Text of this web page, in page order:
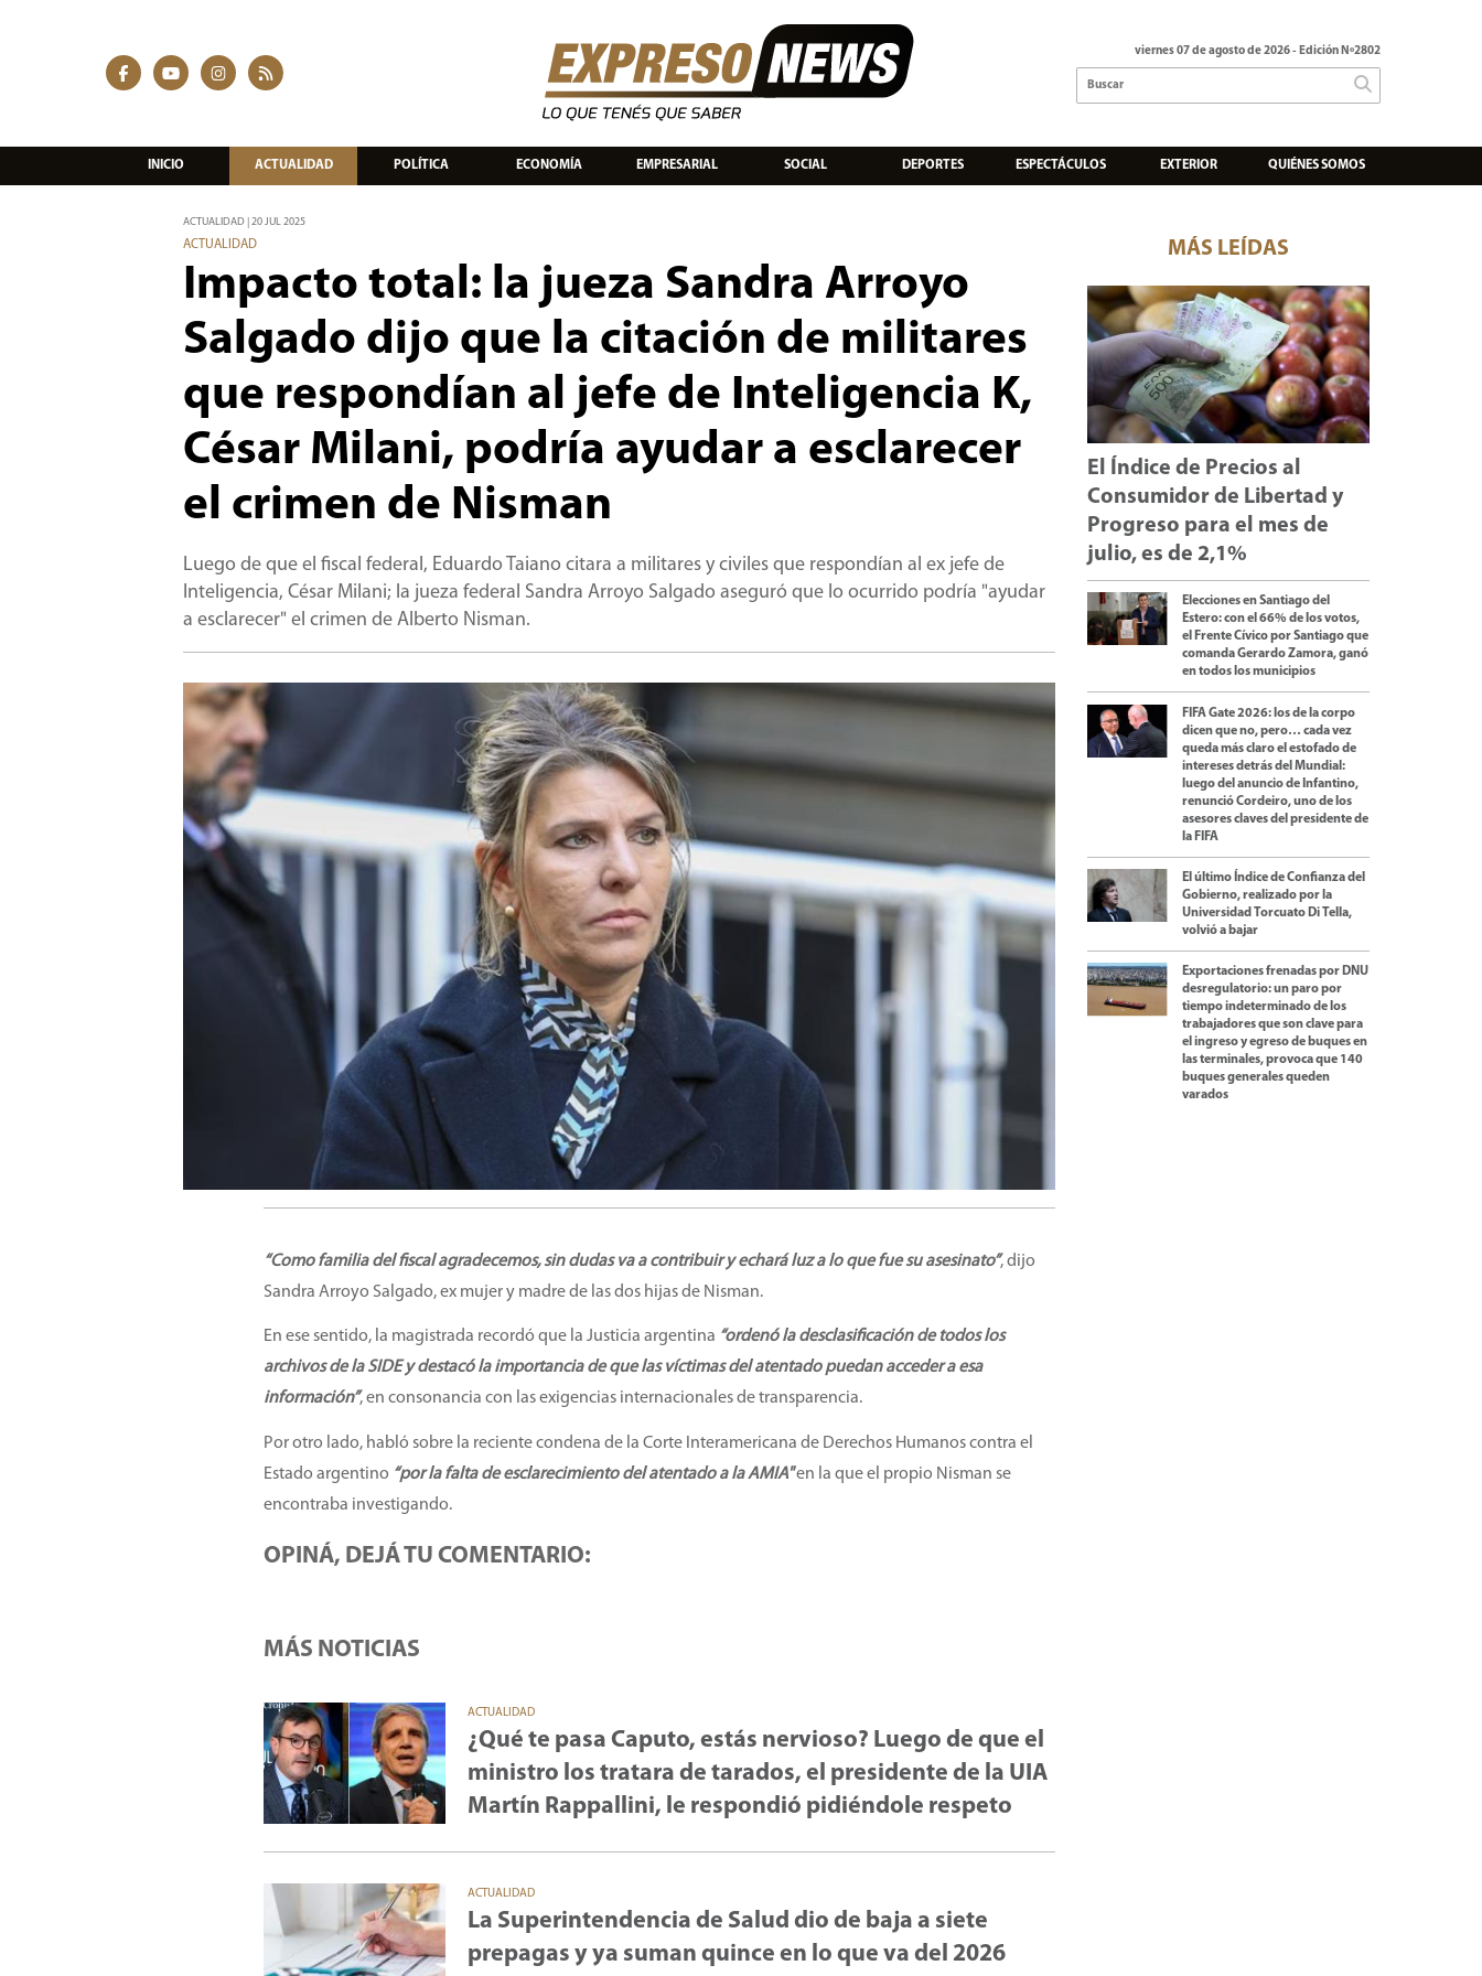
viernes 07 de agosto de 2026- Edición Nº2802
INICIO ACTUALIDAD POLÍTICA ECONOMÍA EMPRESARIAL SOCIAL DEPORTES ESPECTÁCULOS EXTERIOR QUIÉNES SOMOS
ACTUALIDAD | 20 JUL 2025
ACTUALIDAD
Impacto total: la jueza Sandra Arroyo
Salgado dijo que la citación de militares
que respondían al jefe de Inteligencia K,
César Milani, podría ayudar a esclarecer
el crimen de Nisman
Luego de que el fiscal federal, Eduardo Taiano citara a militares y civiles que respondían al ex jefe de
Inteligencia, César Milani; la jueza federal Sandra Arroyo Salgado aseguró que lo ocurrido podría "ayudar
a esclarecer" el crimen de Alberto Nisman.
“Como familia del fiscal agradecemos, sin dudas va a contribuir y echará luz a lo que fue su asesinato”, dijo
Sandra Arroyo Salgado, ex mujer y madre de las dos hijas de Nisman.
En ese sentido, la magistrada recordó que la Justicia argentina “ordenó la desclasificación de todos los
archivos de la SIDE y destacó la importancia de que las víctimas del atentado puedan acceder a esa
información”, en consonancia con las exigencias internacionales de transparencia.
Por otro lado, habló sobre la reciente condena de la Corte Interamericana de Derechos Humanos contra el
Estado argentino “por la falta de esclarecimiento del atentado a la AMIA"en la que el propio Nisman se
encontraba investigando.
OPINÁ, DEJÁ TU COMENTARIO:
MÁS NOTICIAS
ACTUALIDAD
¿Qué te pasa Caputo, estás nervioso? Luego de que el
ministro los tratara de tarados, el presidente de la UIA
Martín Rappallini, le respondió pidiéndole respeto
ACTUALIDAD
La Superintendencia de Salud dio de baja a siete
prepagas y ya suman quince en lo que va del 2026
MÁS LEÍDAS
El Índice de Precios al
Consumidor de Libertad y
Progreso para el mes de
julio, es de 2,1%
Elecciones en Santiago del
Estero: con el 66% de los votos,
el Frente Cívico por Santiago que
comanda Gerardo Zamora, ganó
en todos los municipios
FIFA Gate 2026: los de la corpo
dicen que no, pero… cada vez
queda más claro el estofado de
intereses detrás del Mundial:
luego del anuncio de Infantino,
renunció Cordeiro, uno de los
asesores claves del presidente de
la FIFA
El último Índice de Confianza del
Gobierno, realizado por la
Universidad Torcuato Di Tella,
volvió a bajar
Exportaciones frenadas por DNU
desregulatorio: un paro por
tiempo indeterminado de los
trabajadores que son clave para
el ingreso y egreso de buques en
las terminales, provoca que 140
buques generales queden
varados